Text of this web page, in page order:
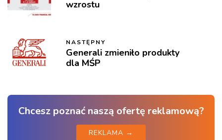
wzrostu
NASTĘPNY
Generali zmieniło produkty
dla MŚP
Chcesz poznać naszą ofertę reklamową?
REKLAMA →